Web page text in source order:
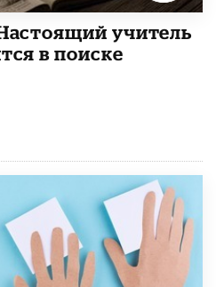
учитель
в поиске